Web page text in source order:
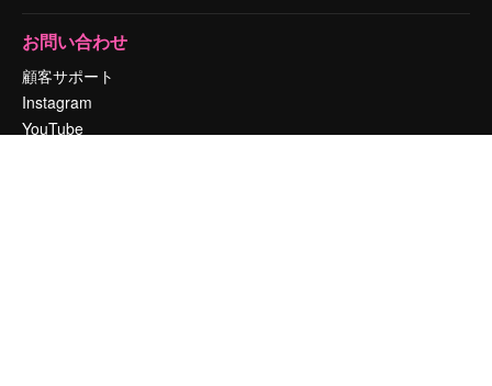
お問い合わせ
顧客サポート
Instagram
YouTube